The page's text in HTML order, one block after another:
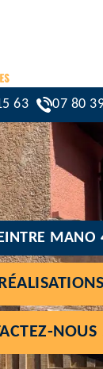
63 07 80
MANO
NOUS